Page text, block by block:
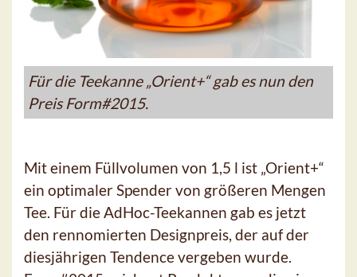
Für die Teekanne „Orient+“ gab es nun den
Preis Form#2015.
Mit einem Füllvolumen von 1,5 l ist „Orient+“
ein optimaler Spender von größeren Mengen
Tee. Für die AdHoc-Teekannen gab es jetzt
den rennomierten Designpreis, der auf der
diesjährigen Tendence vergeben wurde.